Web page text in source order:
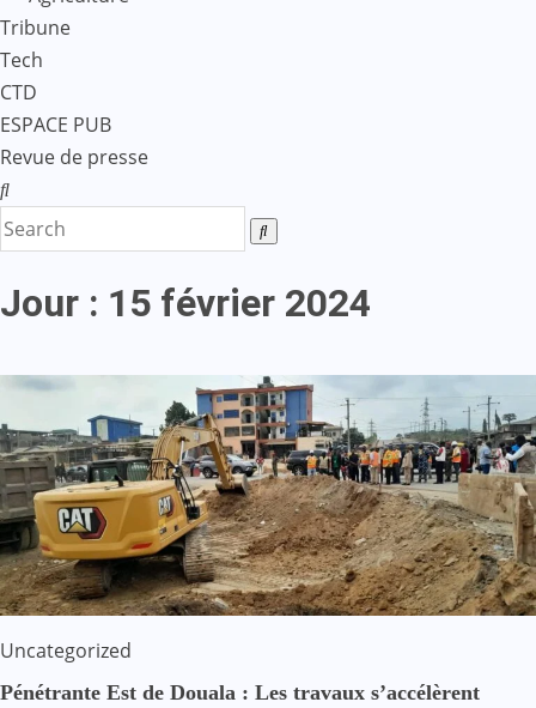
Tribune
Tech
CTD
ESPACE PUB
Revue de presse
Jour : 15 février 2024
Uncategorized
Pénétrante Est de Douala : Les travaux s’accélèrent